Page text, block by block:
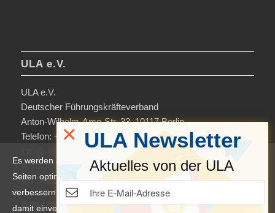
ULA e.V.
ULA e.V.
Deutscher Führungskräfteverband
Anton-Wilhelm-Amo-Str. 33, 10117 Berlin
Telefon: +49 30-306963-0
Amtsgericht Charlottenburg
VR 36138 B
Impressum
Es werden auf dieser Website Cookies verwendet, um die
Seiten optimiert darzustellen und das Nutzererlebnis zu
verbessern. Durch die Nutzung unserer Seiten erklären Sie sich
damit einverstanden. Weitere Informationen und Einstellungen
ULA Newsletter
Aktuelles von der ULA
×